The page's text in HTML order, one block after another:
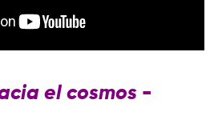
el cosmos -